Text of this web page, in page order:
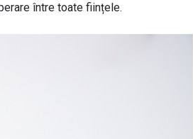
între toate ființele.